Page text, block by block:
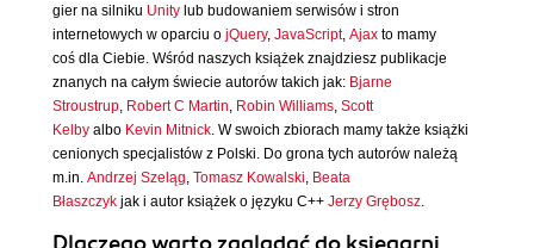
gier na silniku Unity lub budowaniem serwisów i stron
internetowych w oparciu o jQuery, JavaScript, Ajax to mamy
coś dla Ciebie. Wśród naszych książek znajdziesz publikacje
znanych na całym świecie autorów takich jak: Bjarne
Stroustrup, Robert C Martin, Robin Williams, Scott
Kelby albo Kevin Mitnick. W swoich zbiorach mamy także książki
cenionych specjalistów z Polski. Do grona tych autorów należą
m.in. Andrzej Szeląg, Tomasz Kowalski, Beata
Błaszczyk jak i autor książek o języku C++ Jerzy Grębosz.